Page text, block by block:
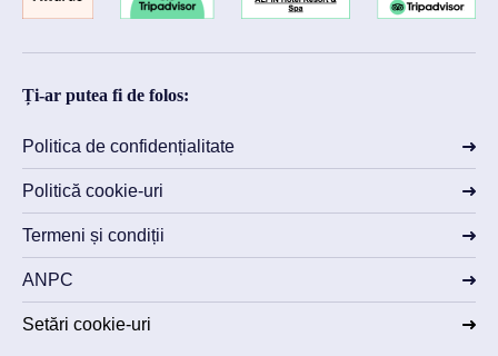
Ți-ar putea fi de folos:
Politica de confidențialitate
Politică cookie-uri
Termeni și condiții
ANPC
Setări cookie-uri